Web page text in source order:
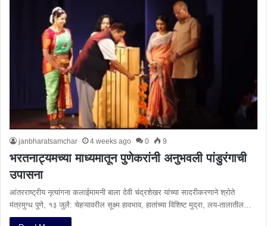
janbharatsamchar 4 weeks ago 0 9
भरतनाट्यमच्या माध्यमातून पुणेकरांनी अनुभवली पांडुरंगाची
उपासना
आंतरराष्ट्रीय नृत्यांगना कलाईमामनी बाला देवी चंद्रशेखर यांच्या सादरीकरणाने श्रोते
मंत्रमुग्ध पुणे, १३ जुलै: चेहऱ्यावरील सूक्ष्म हावभाव, हातांच्या विशिष्ट मुद्रा, लय-तालातील…